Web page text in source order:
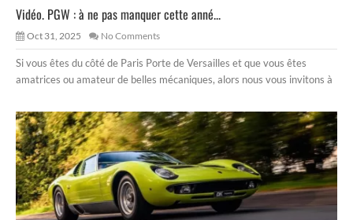
Vidéo. PGW : à ne pas manquer cette anné...
Oct 31, 2025 No Comments
Si vous êtes du côté de Paris Porte de Versailles et que vous êtes
amatrices ou amateur de belles mécaniques, alors nous vous invitons à